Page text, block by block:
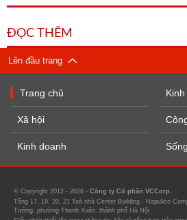
ĐỌC THÊM
Lên đầu trang
Trang chủ
Xã hội
Kinh doanh Sống
© Copyright 2012 - 2026 - Công ty Cổ phần VCCorp.
Tầng 17, 19, 20, 21 Toà nhà Center Building - Hapulico
Tưởng, phường Thanh Xuân, thành phố Hà Nội